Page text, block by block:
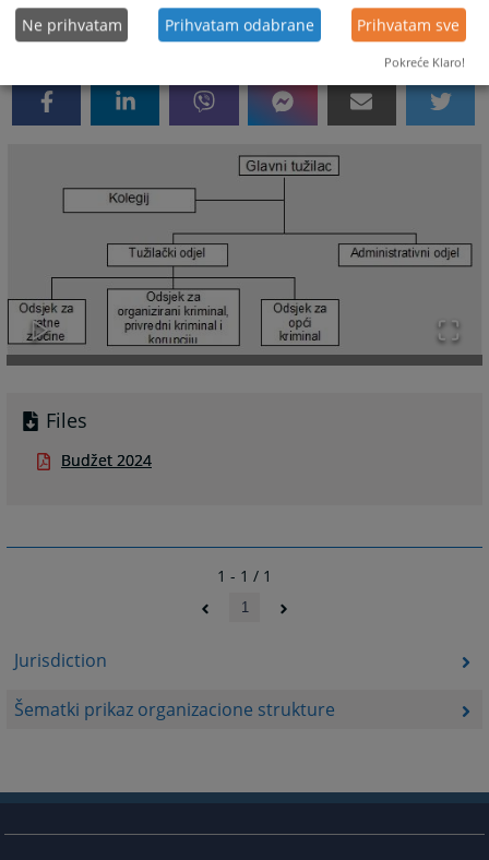
Jurisdiction
Šematki prikaz organizacione strukture
2037VIEWS
Files
Budžet 2024
1 - 1 / 1
1
Ne prihvatam Prihvatam odabrane Prihvatam sve
Pokreće Klaro!